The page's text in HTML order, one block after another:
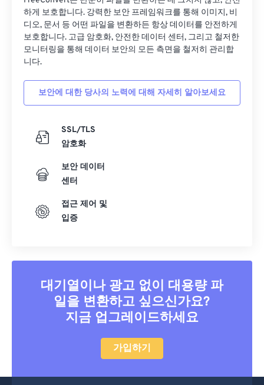
하게 보호합니다. 강력한 보안 프레임워크를 통해 이미지, 비
디오, 문서 등 어떤 파일을 변환하든 항상 데이터를 안전하게
보호합니다. 고급 암호화, 안전한 데이터 센터, 그리고 철저한
모니터링을 통해 데이터 보안의 모든 측면을 철저히 관리합
니다.
보안에 대한 당사의 노력에 대해 자세히 알아보세요
SSL/TLS
암호화
보안 데이터
센터
접근 제어 및
입증
대기열이나 광고 없이 대용량 파
일을 변환하고 싶으신가요?
지금 업그레이드하세요
가입하기